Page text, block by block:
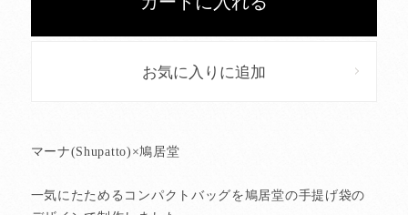
マーナ(Shupatto)×鳩居堂
一気にたためるコンパクトバッグを鳩居堂の手提げ袋の
お気に入りに追加